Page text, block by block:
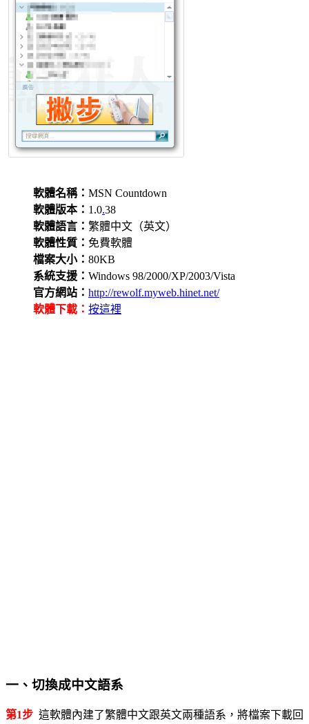
軟體名稱： MSN Countdown
軟體版本： 1.0.38
軟體語言： 繁體中文（英文）
軟體性質： 免費軟體
檔案大小： 80KB
系統支援： Windows 98/2000/XP/2003/Vista
官方網站： http://rewolf.myweb.hinet.net/
軟體下載： 按這裡
一、切換成中文語系
第1步 這軟體內建了繁體中文跟英文兩種語系，將檔案下載回